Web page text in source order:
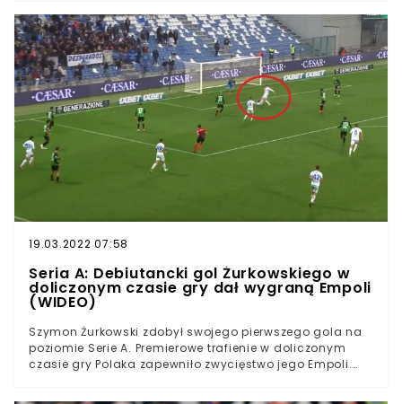
piłki po jego uderzeniu była wręcz spektakularna.
Antonia Candreva strzelił przepiękną bramkę w 69.
minucie spotkania z Udinese Komentatorzy w emocjach
powiedzieli, że gracz Sampdorii "postradał zmysły"
Spotkanie zakończyło się remisem 3:3, ale o wyniku
mówi się znacznie mniej, niż o trafieniu
WłochaSampdoria Genua podejmowała dziś na swoim
stadionie Udinese Calcio w ramach meczu siódmej
kolejki Serie A. Od początku w ekipie gospodarzy
wystąpił Bartosz Bereszyński, który rozegrał pełne 90.
minut i obejrzał żółtą kartkę. Polak po przyjeździe na
zgrupowanie kadry będzie mógł pochwalić się kolegom,
że z poziomu boiska miał szansę obejrzeć bajecznego
na konsoli, a nie walczył o ligowe punkty.
19.03.2022 07:58
Seria A: Debiutancki gol Żurkowskiego w
doliczonym czasie gry dał wygraną Empoli
(WIDEO)
Szymon Żurkowski zdobył swojego pierwszego gola na
poziomie Serie A. Premierowe trafienie w doliczonym
czasie gry Polaka zapewniło zwycięstwo jego Empoli.